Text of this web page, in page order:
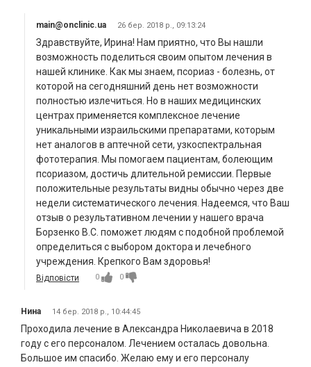
main@onclinic.ua 26 бер. 2018 р., 09:13:24
Здравствуйте, Ирина! Нам приятно, что Вы нашли
возможность поделиться своим опытом лечения в
нашей клинике. Как мы знаем, псориаз - болезнь, от
которой на сегодняшний день нет возможности
полностью излечиться. Но в наших медицинских
центрах применяется комплексное лечение
уникальными израильскими препаратами, которым
нет аналогов в аптечной сети, узкоспектральная
фототерапия. Мы помогаем пациентам, болеющим
псориазом, достичь длительной ремиссии. Первые
положительные результаты видны обычно через две
недели систематического лечения. Надеемся, что Ваш
отзыв о результативном лечении у нашего врача
Борзенко В.С. поможет людям с подобной проблемой
определиться с выбором доктора и лечебного
учреждения. Крепкого Вам здоровья!
Відповісти 0 0
Нина 14 бер. 2018 р., 10:44:45
Проходила лечение в Александра Николаевича в 2018
году с его персоналом. Лечением осталась довольна.
Большое им спасибо. Желаю ему и его персоналу